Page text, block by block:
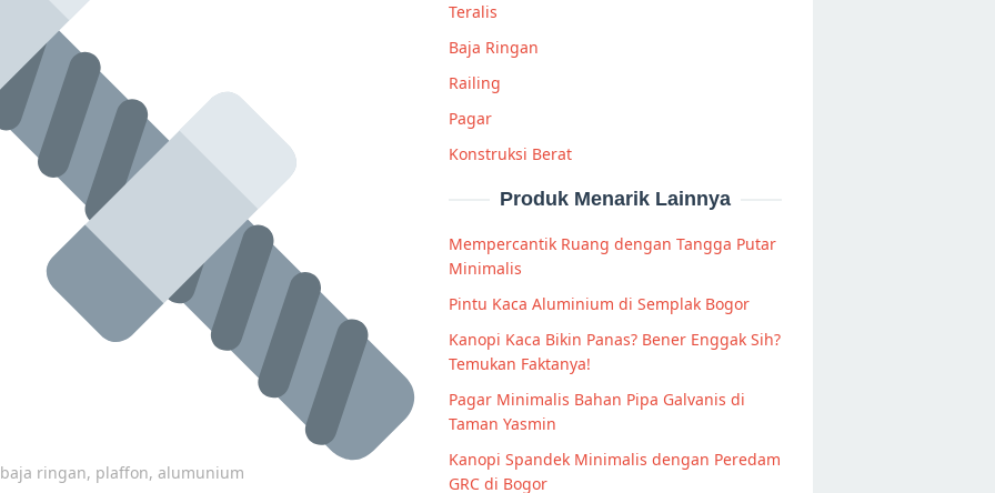
ringan, plaffon, alumunium
Teralis
Baja Ringan
Railing
Pagar
Konstruksi Berat
Produk Menarik Lainnya
Mempercantik Ruang dengan Tangga Putar
Minimalis
Pintu Kaca Aluminium di Semplak Bogor
Kanopi Kaca Bikin Panas? Bener Enggak Sih?
Temukan Faktanya!
Pagar Minimalis Bahan Pipa Galvanis di
Taman Yasmin
Kanopi Spandek Minimalis dengan Peredam
GRC di Bogor